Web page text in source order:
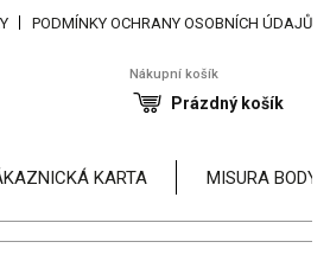
PODMÍNKY OCHRANY OSOBNÍCH ÚDAJŮ
Nákupní košík
Prázdný košík
KARTA MISURA BODY